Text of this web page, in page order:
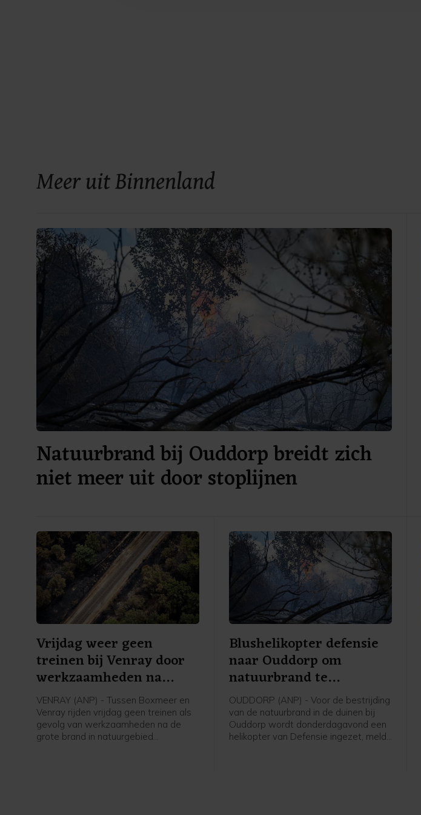
Meer uit Binnenland
Natuurbrand bij Ouddorp breidt zich
niet meer uit door stoplijnen
Vrijdag weer geen
treinen bij Venray door
werkzaamheden na
brand
VENRAY (ANP) - Tussen Boxmeer en
Venray rijden vrijdag geen treinen als
gevolg van werkzaamheden na de
grote brand in natuurgebied
Blushelikopter defensie
naar Ouddorp om
natuurbrand te
bestrijden
OUDDORP (ANP) - Voor de bestrijding
van de natuurbrand in de duinen bij
Ouddorp wordt donderdagavond een
helikopter van Defensie ingezet, meldt